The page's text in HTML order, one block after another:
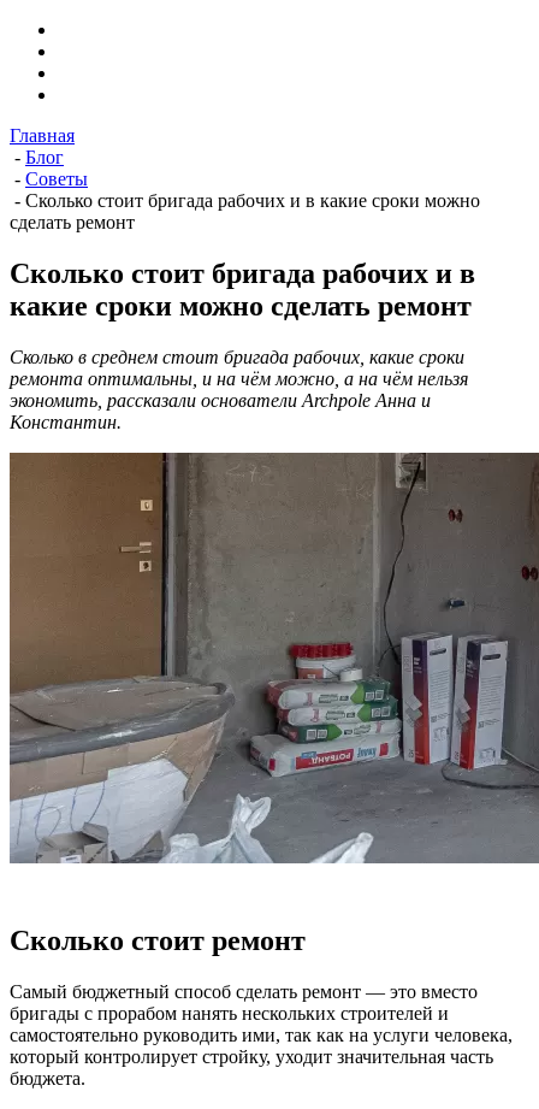
Главная
- Блог
- Советы
- Сколько стоит бригада рабочих и в какие сроки можно
сделать ремонт
Сколько стоит бригада рабочих и в
какие сроки можно сделать ремонт
Сколько в среднем стоит бригада рабочих, какие сроки
ремонта оптимальны, и на чём можно, а на чём нельзя
экономить, рассказали основатели Archpole Анна и
Константин.
Сколько стоит ремонт
Самый бюджетный способ сделать ремонт — это вместо
бригады с прорабом нанять нескольких строителей и
самостоятельно руководить ими, так как на услуги человека,
который контролирует стройку, уходит значительная часть
бюджета.